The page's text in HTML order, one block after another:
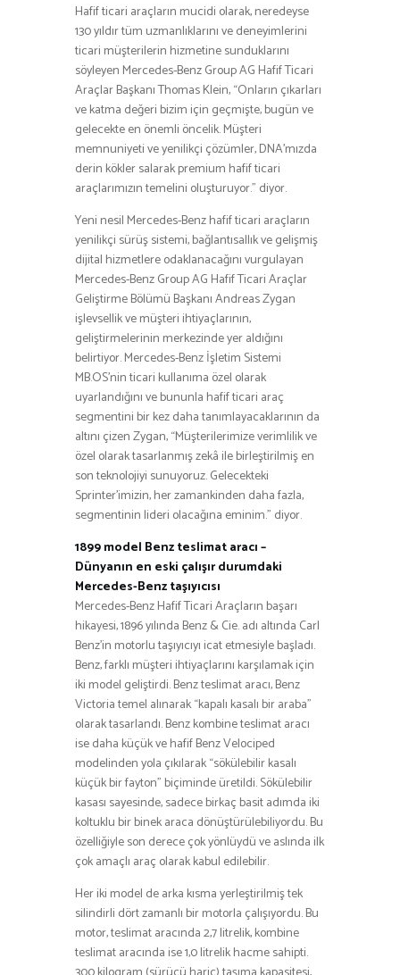
Hafif ticari araçların mucidi olarak, neredeyse
130 yıldır tüm uzmanlıklarını ve deneyimlerini
ticari müşterilerin hizmetine sunduklarını
söyleyen Mercedes-Benz Group AG Hafif Ticari
Araçlar Başkanı Thomas Klein, “Onların çıkarları
ve katma değeri bizim için geçmişte, bugün ve
gelecekte en önemli öncelik. Müşteri
memnuniyeti ve yenilikçi çözümler, DNA’mızda
derin kökler salarak premium hafif ticari
araçlarımızın temelini oluşturuyor.” diyor.
Yeni nesil Mercedes-Benz hafif ticari araçların
yenilikçi sürüş sistemi, bağlantısallık ve gelişmiş
dijital hizmetlere odaklanacağını vurgulayan
Mercedes-Benz Group AG Hafif Ticari Araçlar
Geliştirme Bölümü Başkanı Andreas Zygan
işlevsellik ve müşteri ihtiyaçlarının,
geliştirmelerinin merkezinde yer aldığını
belirtiyor. Mercedes-Benz İşletim Sistemi
MB.OS’nin ticari kullanıma özel olarak
uyarlandığını ve bununla hafif ticari araç
segmentini bir kez daha tanımlayacaklarının da
altını çizen Zygan, “Müşterilerimize verimlilik ve
özel olarak tasarlanmış zekâ ile birleştirilmiş en
son teknolojiyi sunuyoruz. Gelecekteki
Sprinter’imizin, her zamankinden daha fazla,
segmentinin lideri olacağına eminim.” diyor.
1899 model Benz teslimat aracı –
Dünyanın en eski çalışır durumdaki
Mercedes-Benz taşıyıcısı
Mercedes-Benz Hafif Ticari Araçların başarı
hikayesi, 1896 yılında Benz & Cie. adı altında Carl
Benz’in motorlu taşıyıcıyı icat etmesiyle başladı.
Benz, farklı müşteri ihtiyaçlarını karşılamak için
iki model geliştirdi. Benz teslimat aracı, Benz
Victoria temel alınarak “kapalı kasalı bir araba”
olarak tasarlandı. Benz kombine teslimat aracı
ise daha küçük ve hafif Benz Velociped
modelinden yola çıkılarak “sökülebilir kasalı
küçük bir fayton” biçiminde üretildi. Sökülebilir
kasası sayesinde, sadece birkaç basit adımda iki
koltuklu bir binek araca dönüştürülebiliyordu. Bu
özelliğiyle son derece çok yönlüydü ve aslında ilk
çok amaçlı araç olarak kabul edilebilir.
Her iki model de arka kısma yerleştirilmiş tek
silindirli dört zamanlı bir motorla çalışıyordu. Bu
motor, teslimat aracında 2,7 litrelik, kombine
teslimat aracında ise 1,0 litrelik hacme sahipti.